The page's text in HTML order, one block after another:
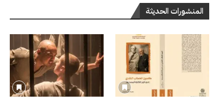
المنشورات الحديثة